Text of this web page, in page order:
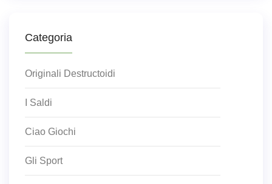
Categoria
Originali Destructoidi
I Saldi
Ciao Giochi
Gli Sport